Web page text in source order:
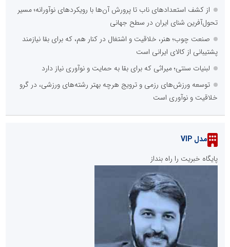
از کشف استعدادهای ناب تا پرورش آن‌ها با رویکردهای نوآورانه؛ مسیر
تحول‌آفرین شنای ایران در سطح جهانی
صنعت چوب؛ هنر، خلاقیت و اشتغال در کنار هم، که برای بقا نیازمند
پشتیبانی از کالای ایرانی است
لبنیات سنتی؛ میراثی که برای بقا به حمایت و نوآوری نیاز دارد
توسعه ورزش‌های رزمی و ترویج هرچه بهتر رشته‌های ورزشی، در گرو
خلاقیت و نوآوری است
مدل VIP
پایگاه خبریت را راه بنداز